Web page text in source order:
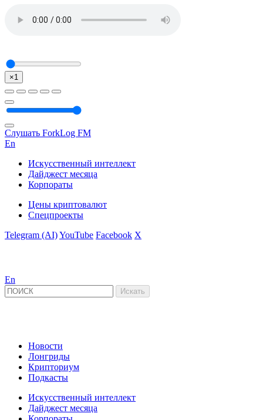
×1
Слушать ForkLog FM
En
Искусственный интеллект
Дайджест месяца
Корпораты
Цены криптовалют
Спецпроекты
Telegram (AI)YouTube Facebook X
En
Новости
Лонгриды
Крипториум
Подкасты
Искусственный интеллект
Дайджест месяца